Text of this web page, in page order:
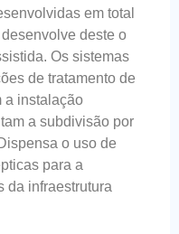
em total
deste o
Os sistemas
de tratamento de
a instalação
a subdivisão por
o uso de
para a
da infraestrutura